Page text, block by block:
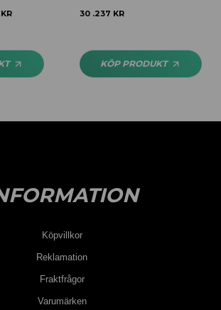
KR 30 .237 KR
KÖP PRODUKT
Köpvillkor
Reklamation
Fraktfrågor
Varumärken